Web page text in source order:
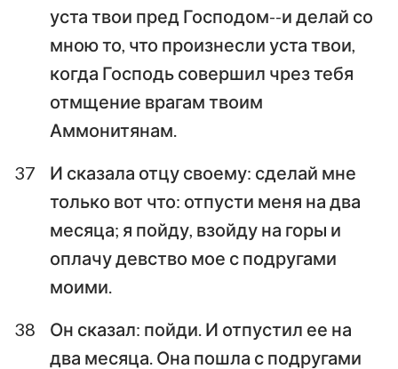
уста твои пред Господом--и делай со
мною то, что произнесли уста твои,
когда Господь совершил чрез тебя
отмщение врагам твоим
Аммонитянам.
37
И сказала отцу своему: сделай мне
только вот что: отпусти меня на два
месяца; я пойду, взойду на горы и
оплачу девство мое с подругами
моими.
38
Он сказал: пойди. И отпустил ее на
два месяца. Она пошла с подругами